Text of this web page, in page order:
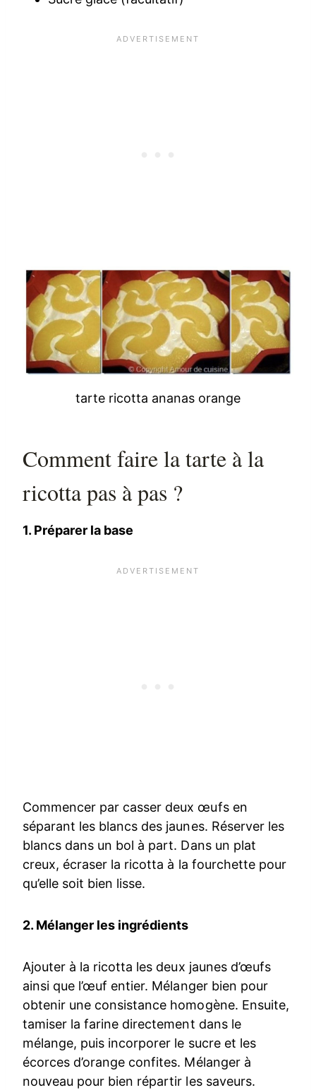
tarte ricotta ananas orange
Comment faire la tarte à la
ricotta pas à pas ?
1. Préparer la base
Commencer par casser deux œufs en
séparant les blancs des jaunes. Réserver les
blancs dans un bol à part. Dans un plat
creux, écraser la ricotta à la fourchette pour
qu’elle soit bien lisse.
2. Mélanger les ingrédients
Ajouter à la ricotta les deux jaunes d’œufs
ainsi que l’œuf entier. Mélanger bien pour
obtenir une consistance homogène. Ensuite,
tamiser la farine directement dans le
mélange, puis incorporer le sucre et les
écorces d’orange confites. Mélanger à
nouveau pour bien répartir les saveurs.